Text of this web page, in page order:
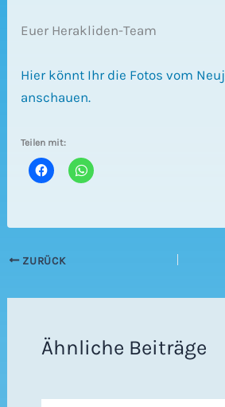
Euer Herakliden-Team
Hier könnt Ihr die Fotos vom
anschauen.
Teilen mit:
ZURÜCK
Ähnliche Beiträge